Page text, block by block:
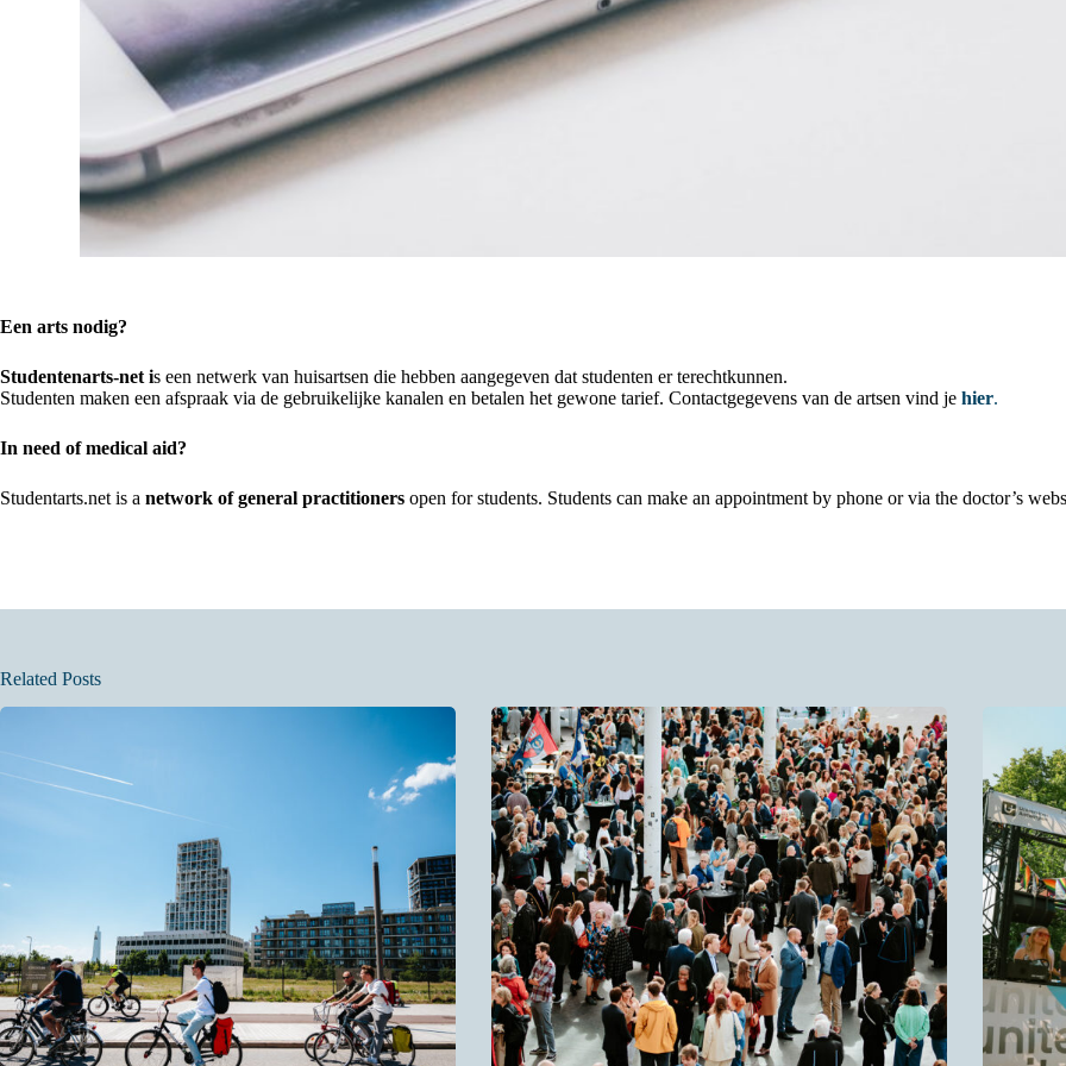
Een arts nodig?
Studentenarts-net is een netwerk van huisartsen die hebben aangegeven dat studenten er terechtkunnen.
Studenten maken een afspraak via de gebruikelijke kanalen en betalen het gewone tarief. Contactgegevens van de artsen vind je hier.
In need of medical aid?
Studentarts.net is a network of general practitioners open for students. Students can make an appointment by phone or via the doctor’s
Related Posts